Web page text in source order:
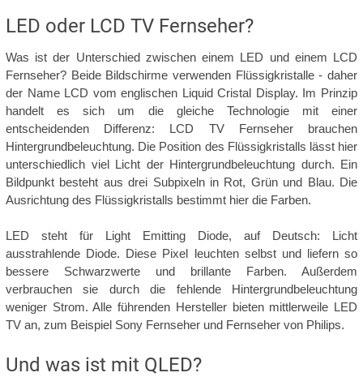
LED oder LCD TV Fernseher?
Was ist der Unterschied zwischen einem LED und einem LCD
Fernseher? Beide Bildschirme verwenden Flüssigkristalle - daher
der Name LCD vom englischen Liquid Cristal Display. Im Prinzip
handelt es sich um die gleiche Technologie mit einer
entscheidenden Differenz: LCD TV Fernseher brauchen
Hintergrundbeleuchtung. Die Position des Flüssigkristalls lässt hier
unterschiedlich viel Licht der Hintergrundbeleuchtung durch. Ein
Bildpunkt besteht aus drei Subpixeln in Rot, Grün und Blau. Die
Ausrichtung des Flüssigkristalls bestimmt hier die Farben.
LED steht für Light Emitting Diode, auf Deutsch: Licht
ausstrahlende Diode. Diese Pixel leuchten selbst und liefern so
bessere Schwarzwerte und brillante Farben. Außerdem
verbrauchen sie durch die fehlende Hintergrundbeleuchtung
weniger Strom. Alle führenden Hersteller bieten mittlerweile LED
TV an, zum Beispiel Sony Fernseher und Fernseher von Philips.
Und was ist mit QLED?